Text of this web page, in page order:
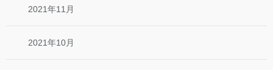
2021年11月
2021年10月